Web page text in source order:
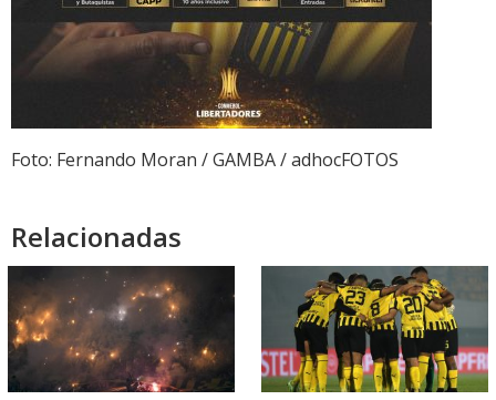
Foto: Fernando Moran / GAMBA / adhocFOTOS
Relacionadas